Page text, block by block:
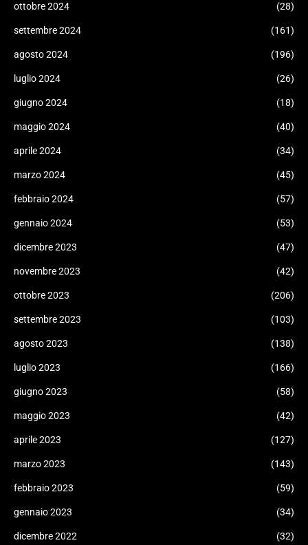
ottobre 2024 (28)
settembre 2024 (161)
agosto 2024 (196)
luglio 2024 (26)
giugno 2024 (18)
maggio 2024 (40)
aprile 2024 (34)
marzo 2024 (45)
febbraio 2024 (57)
gennaio 2024 (53)
dicembre 2023 (47)
novembre 2023 (42)
ottobre 2023 (206)
settembre 2023 (103)
agosto 2023 (138)
luglio 2023 (166)
giugno 2023 (58)
maggio 2023 (42)
aprile 2023 (127)
marzo 2023 (143)
febbraio 2023 (59)
gennaio 2023 (34)
dicembre 2022 (32)